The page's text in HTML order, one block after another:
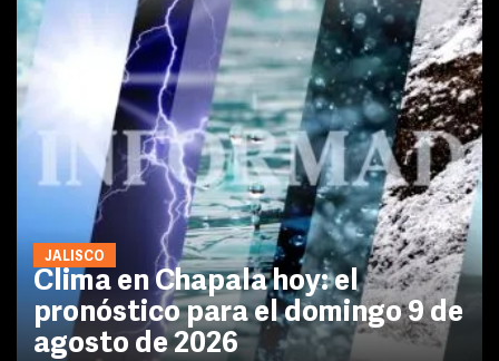
JALISCO
Clima en Chapala hoy: el
pronóstico para el domingo 9 de
agosto de 2026